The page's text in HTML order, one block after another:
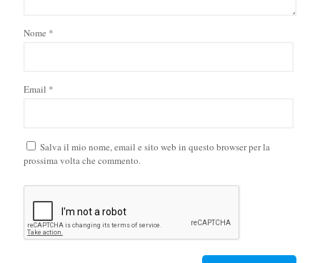
Nome *
Email *
Salva il mio nome, email e sito web in questo browser per la
prossima volta che commento.